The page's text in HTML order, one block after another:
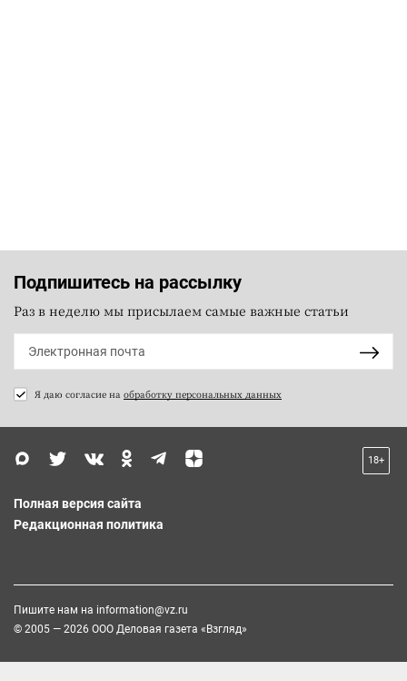
Подпишитесь на рассылку
Раз в неделю мы присылаем самые важные статьи
Я даю согласие на обработку персональных данных
18+
Полная версия сайта
Редакционная политика
Пишите нам на information@vz.ru
© 2005 — 2026 ООО Деловая газета «Взгляд»